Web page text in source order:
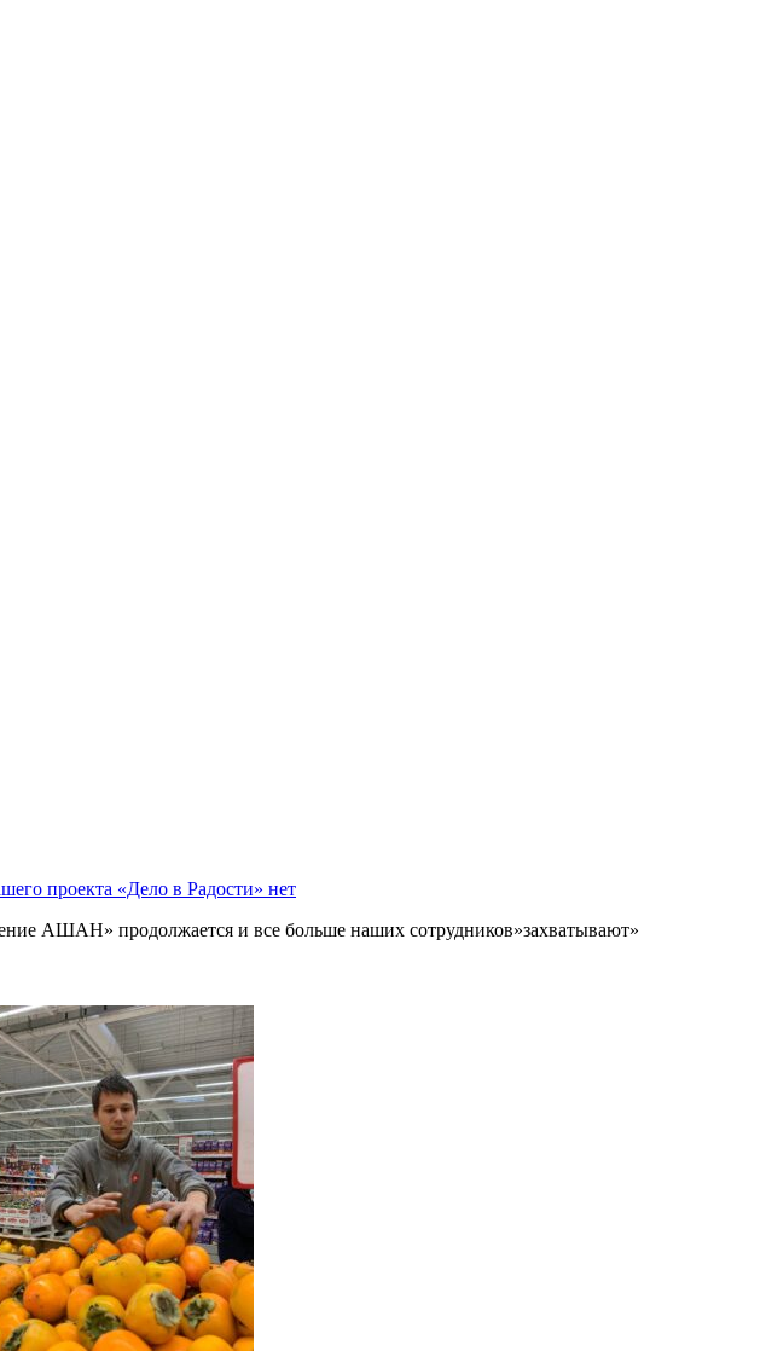
проекта «Дело в Радости» нет
АШАН» продолжается и все больше наших сотрудников»захватывают»